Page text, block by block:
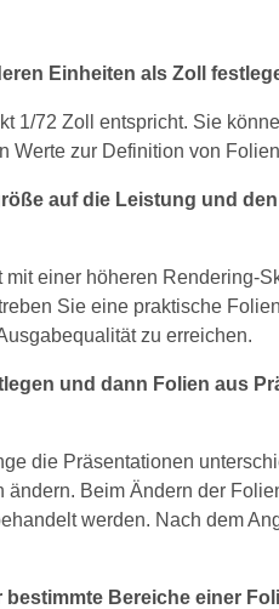
Einheiten als Zoll
1/72 Zoll entspricht. Sie
zur Definition von
auf die Leistung und
einer höheren
Sie eine praktische
zu erreichen.
und dann Folien aus
die Präsentationen
Beim Ändern der
werden. Nach dem
Bereiche einer